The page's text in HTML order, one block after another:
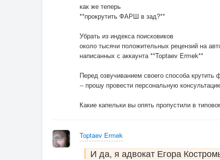
как же теперь
**прокрутить ФАРШ в зад?**
Убрать из индекса поисковиков
около тысячи положительных рецензий на
написанных с аккаунта **Toptaev Ermek**
Перед озвучиванием своего способа
-- прошу провести персональную
Какие капельки вы опять пропустили в
Toptaev Ermek
И да, я адвокат Егора